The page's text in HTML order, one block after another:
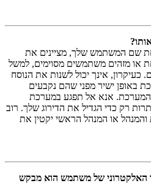
שם המשתמש שלך, מציינים את
או מזהים משתמשים מסוימים, למשל
כעיקרון, אינך יכול לשנות את הנוסח
באופן ישיר מפני שהם נקבעים
המערכת. אנא אל תפגע במערכת
רק כדי הגדיל את הדירוג שלך. רוב
או המנהל הראשי יקטין את
האלקטרוני של משתמש הוא מבקש